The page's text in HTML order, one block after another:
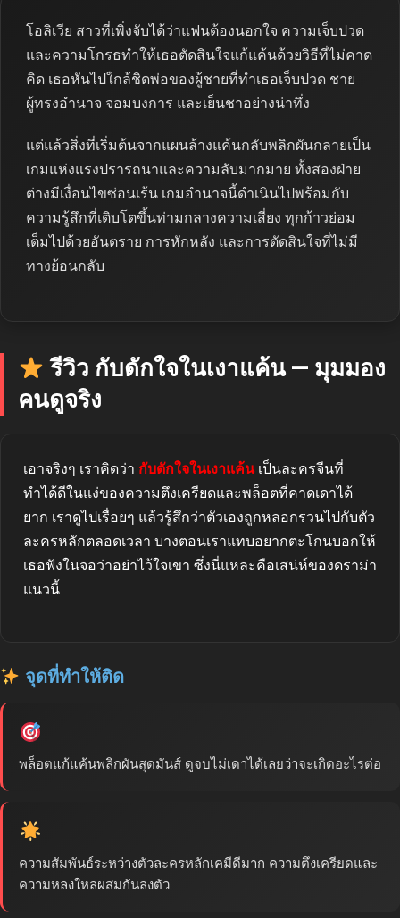
โอลิเวีย สาวที่เพิ่งจับได้ว่าแฟนต้องนอกใจ ความเจ็บปวด
และความโกรธทำให้เธอตัดสินใจแก้แค้นด้วยวิธีที่ไม่คาด
คิด เธอหันไปใกล้ชิดพ่อของผู้ชายที่ทำเธอเจ็บปวด ชาย
ผู้ทรงอำนาจ จอมบงการ และเย็นชาอย่างน่าทึ่ง
แต่แล้วสิ่งที่เริ่มต้นจากแผนล้างแค้นกลับพลิกผันกลายเป็น
เกมแห่งแรงปรารถนาและความลับมากมาย ทั้งสองฝ่าย
ต่างมีเงื่อนไขซ่อนเร้น เกมอำนาจนี้ดำเนินไปพร้อมกับ
ความรู้สึกที่เติบโตขึ้นท่ามกลางความเสี่ยง ทุกก้าวย่อม
เต็มไปด้วยอันตราย การหักหลัง และการตัดสินใจที่ไม่มี
ทางย้อนกลับ
รีวิว กับดักใจในเงาแค้น — มุมมอง
คนดูจริง
เอาจริงๆ เราคิดว่า กับดักใจในเงาแค้นเป็นละครจีนที่
ทำได้ดีในแง่ของความตึงเครียดและพล็อตที่คาดเดาได้
ยาก เราดูไปเรื่อยๆ แล้วรู้สึกว่าตัวเองถูกหลอกรวนไปกับตัว
ละครหลักตลอดเวลา บางตอนเราแทบอยากตะโกนบอกให้
เธอฟังในจอว่าอย่าไว้ใจเขา ซึ่งนี่แหละคือเสน่ห์ของดราม่า
แนวนี้
จุดที่ทำให้ติด
พล็อตแก้แค้นพลิกผันสุดมันส์ ดูจบไม่เดาได้เลยว่าจะเกิดอะไรต่อ
ความสัมพันธ์ระหว่างตัวละครหลักเคมีดีมาก ความตึงเครียดและ
ความหลงใหลผสมกันลงตัว